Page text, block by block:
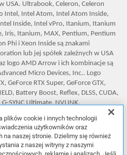
USA. Ultrabook, Celeron, Celeron
Intel, Intel Atom, Intel Atom Inside,
Inside, Intel vPro, Itanium, Itanium
Iris, Itanium, MAX, Pentium, Pentium
Phi i Xeon Inside są znakami
lub jej spółek zależnych w USA
logo AMD Arrow i ich kombinacje są
Micro Devices, Inc.. Logo
GeForce RTX Super, GeForce GTX,
Battery Boost, Reflex, DLSS, CUDA,
G-SYNC Ultimate, NVLINK,
GeForce Experience, GeForce NOW,
towarowymi i/lub
firmy NVIDIA Corporation w
towarowe mogą być znakami
właścicieli.
plików cookie i innych technologii
użytkowników oraz
na naszej stronie. Dzielimy się również
z naszej witryny z naszymi